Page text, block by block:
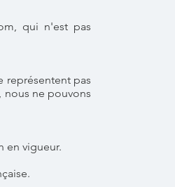
qui n'est pas
représentent pas
nous ne pouvons
en vigueur.